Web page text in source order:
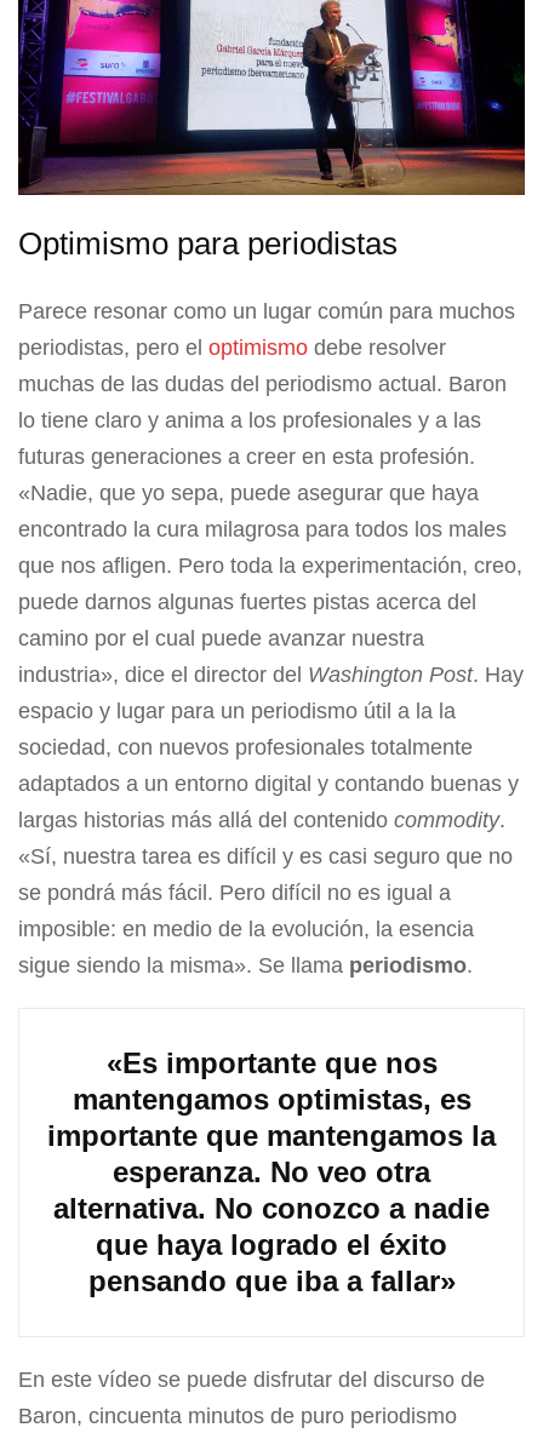
Optimismo para periodistas
Parece resonar como un lugar común para muchos
periodistas, pero el optimismo debe resolver
muchas de las dudas del periodismo actual. Baron
lo tiene claro y anima a los profesionales y a las
futuras generaciones a creer en esta profesión.
«Nadie, que yo sepa, puede asegurar que haya
encontrado la cura milagrosa para todos los males
que nos afligen. Pero toda la experimentación, creo,
puede darnos algunas fuertes pistas acerca del
camino por el cual puede avanzar nuestra
industria», dice el director del Washington Post. Hay
espacio y lugar para un periodismo útil a la la
sociedad, con nuevos profesionales totalmente
adaptados a un entorno digital y contando buenas y
largas historias más allá del contenido commodity.
«Sí, nuestra tarea es difícil y es casi seguro que no
se pondrá más fácil. Pero difícil no es igual a
imposible: en medio de la evolución, la esencia
sigue siendo la misma». Se llama periodismo.
«Es importante que nos
mantengamos optimistas, es
importante que mantengamos la
esperanza. No veo otra
alternativa. No conozco a nadie
que haya logrado el éxito
pensando que iba a fallar»
En este vídeo se puede disfrutar del discurso de
Baron, cincuenta minutos de puro periodismo